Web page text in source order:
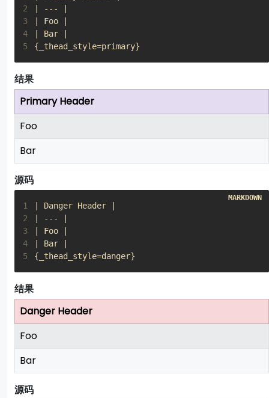
2
3
4
5
{_thead_style=primary}
结果
Primary Header
Foo
Bar
源码
1
2
3
4
5
{_thead_style=danger}
结果
Danger Header
Foo
Bar
源码